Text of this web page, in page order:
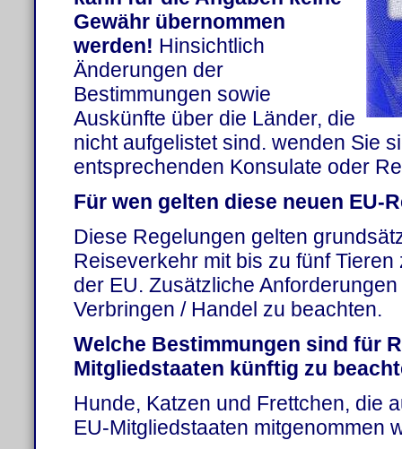
Gewähr übernommen
werden! Hinsichtlich
Änderungen der
Bestimmungen sowie
Auskünfte über die Länder, die
nicht aufgelistet sind. wenden Sie
entsprechenden Konsulate oder
Für wen gelten diese neuen EU-
Diese Regelungen gelten
Reiseverkehr mit bis zu fünf
der EU. Zusätzliche
Verbringen / Handel zu beachten.
Welche Bestimmungen sind für
Mitgliedstaaten künftig zu
Hunde, Katzen und Frettchen, die
EU-Mitgliedstaaten mitgenommen